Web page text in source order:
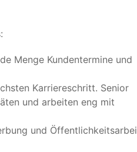
Menge Kundentermine und
Karriereschritt. Senior
und arbeiten eng mit
und